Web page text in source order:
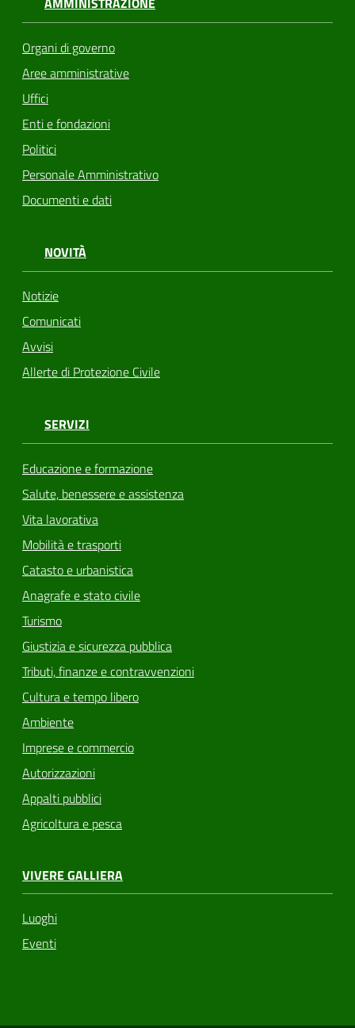
Organi di governo
Aree amministrative
Uffici
Enti e fondazioni
Politici
Personale Amministrativo
Documenti e dati
NOVITÀ
Notizie
Comunicati
Avvisi
Allerte di Protezione Civile
SERVIZI
Educazione e formazione
Salute, benessere e assistenza
Vita lavorativa
Mobilità e trasporti
Catasto e urbanistica
Anagrafe e stato civile
Turismo
Giustizia e sicurezza pubblica
Tributi, finanze e contravvenzioni
Cultura e tempo libero
Ambiente
Imprese e commercio
Autorizzazioni
Appalti pubblici
Agricoltura e pesca
VIVERE GALLIERA
Luoghi
Eventi